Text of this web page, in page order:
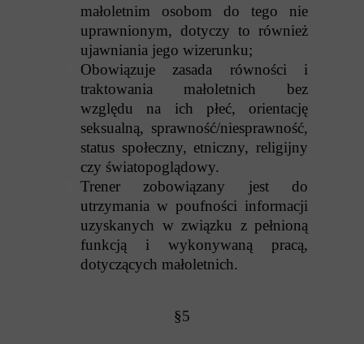
małoletnim osobom do tego nie
uprawnionym, dotyczy to również
ujawniania jego wizerunku;
Obowiązuje zasada równości i
traktowania małoletnich bez
względu na ich płeć, orientację
seksualną, sprawność/niesprawność,
status społeczny, etniczny, religijny
czy światopoglądowy.
Trener zobowiązany jest do
utrzymania w poufności informacji
uzyskanych w związku z pełnioną
funkcją i wykonywaną pracą,
dotyczących małoletnich.
§5